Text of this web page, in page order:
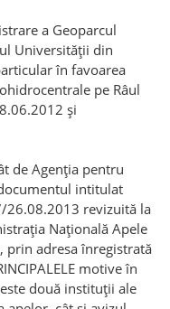
a Geoparcul
Universității din
în favoarea
pe Râul
și
de Agenția pentru
intitulat
26.08.2013 revizuită la
Națională Apele
prin adresa înregistrată
motive în
două instituții ale